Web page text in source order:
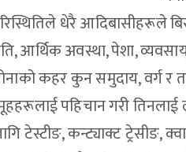
धेरै आदिबासीहरूले
आर्थिक अवस्था, पेशा,
कहर कुन समुदाय, वर्ग र
पहिचान गरी
टेस्टीङ, कन्ट्याक्ट ट्रेसीङ,